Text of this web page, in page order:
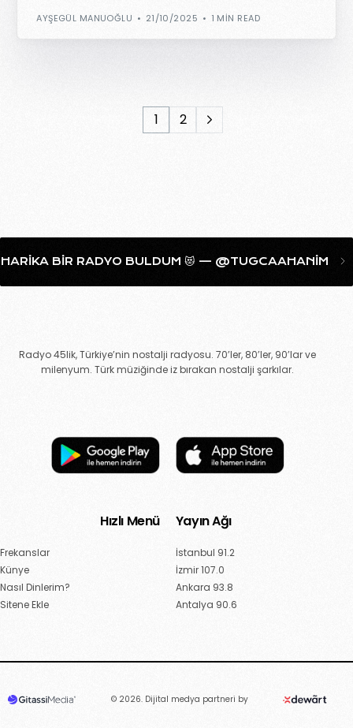
AYŞEGÜL MANUOĞLU 21/10/2025 1 MIN READ
1 2
😻 — @TUGCAAHANIM HER SABAH
Radyo 45lik, Türkiye’nin nostalji radyosu. 70’ler, 80’ler, 90’lar ve
milenyum. Türk müziğinde iz bırakan nostalji şarkılar.
Hızlı Menü
Frekanslar
Künye
Nasıl Dinlerim?
Sitene Ekle
Yayın Ağı
İstanbul 91.2
İzmir 107.0
Ankara 93.8
Antalya 90.6
© 2026. Dijital medya partneri by